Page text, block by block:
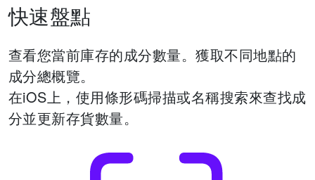
快速盤點
查看您當前庫存的成分數量。獲取不同地點的
成分總概覽。
在iOS上，使用條形碼掃描或名稱搜索來查找成
分並更新存貨數量。